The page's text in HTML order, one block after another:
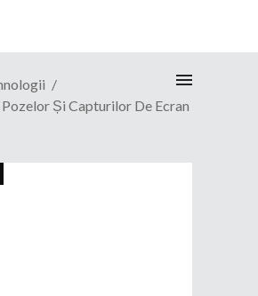
Și Capturilor De Ecran